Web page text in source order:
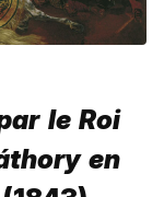
le Roi
en